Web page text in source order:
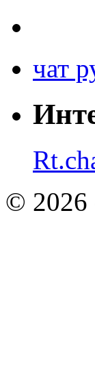
чат
© 2026